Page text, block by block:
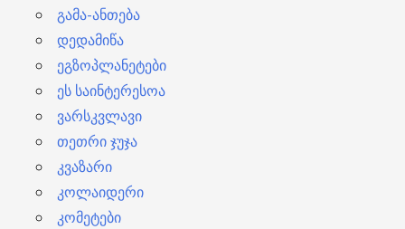
გამა-ანთება
დედამიწა
ეგზოპლანეტები
ეს საინტერესოა
ვარსკვლავი
თეთრი ჯუჯა
კვაზარი
კოლაიდერი
კომეტები